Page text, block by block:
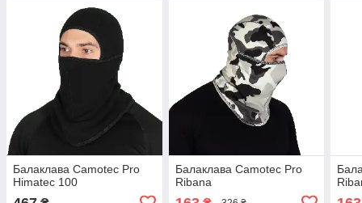
Балаклава Camotec Pro
Himatec 100
Балаклава Camotec Pro
Ribana